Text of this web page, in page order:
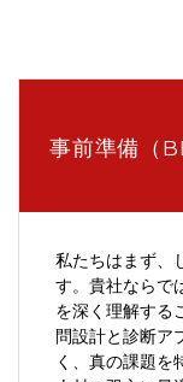
事前準備（
私たちはまず、
す。貴社ならで
を深く理解する
問設計と診断ア
く、真の課題を